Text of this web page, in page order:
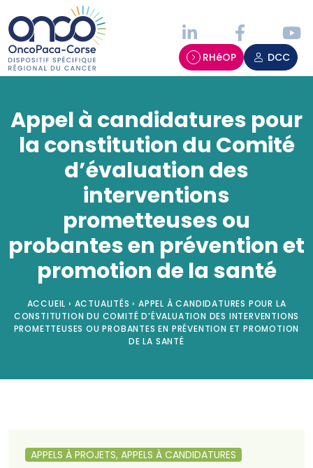
RHéOP DCC
Appel à candidatures pour
la constitution du Comité
d’évaluation des
interventions
prometteuses ou
probantes en prévention et
promotion de la santé
ACCUEIL › ACTUALITÉS › APPEL À CANDIDATURES POUR LA
CONSTITUTION DU COMITÉ D’ÉVALUATION DES INTERVENTIONS
PROMETTEUSES OU PROBANTES EN PRÉVENTION ET PROMOTION
DE LA SANTÉ
APPELS À PROJETS, APPELS À CANDIDATURES
Panneau de gestion des cookies